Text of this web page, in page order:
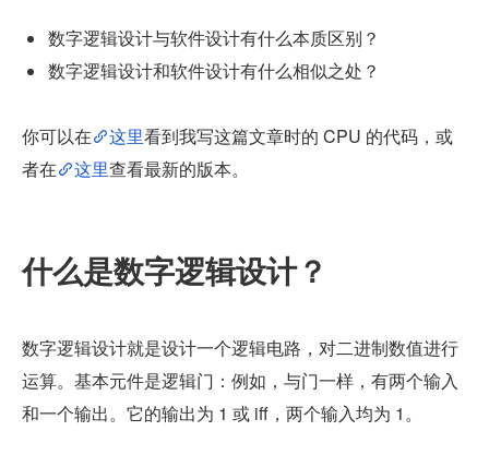
数字逻辑设计与软件设计有什么本质区别？
数字逻辑设计和软件设计有什么相似之处？
你可以在 这里看到我写这篇文章时的 CPU 的代码，或
者在
这里查看最新的版本。
什么是数字逻辑设计？
数字逻辑设计就是设计一个逻辑电路，对二进制数值进行
运算。基本元件是逻辑门：例如，与门一样，有两个输入
和一个输出。它的输出为 1 或 iff，两个输入均为 1。